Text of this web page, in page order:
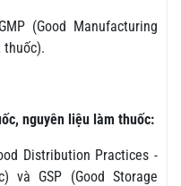
(Good Manufacturing
thuốc).
nguyên liệu làm thuốc:
Distribution Practices -
và GSP (Good Storage